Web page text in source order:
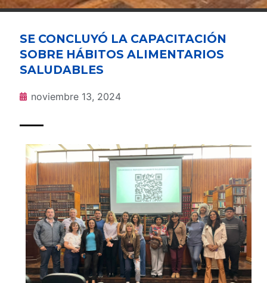
SE CONCLUYÓ LA CAPACITACIÓN
SOBRE HÁBITOS ALIMENTARIOS
SALUDABLES
noviembre 13, 2024